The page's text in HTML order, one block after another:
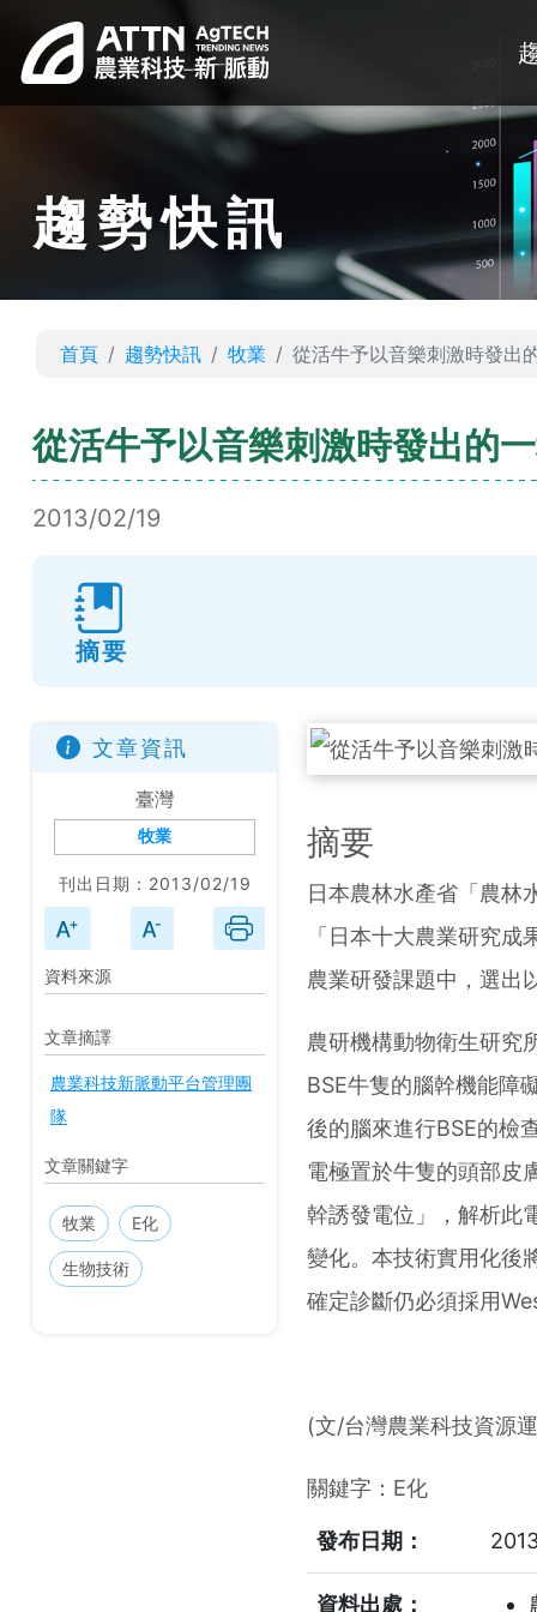
趨勢快訊
首頁 趨勢快訊 牧業 從活牛予以音樂刺激時發出
從活牛予以音樂刺激時發出的
2013/02/19
摘要
文章資訊
臺灣
牧業
刊出日期：2013/02/19
資料來源
文章摘譯
農業科技新脈動平台管理團
隊
文章關鍵字
牧業 E化
生物技術
摘要
日本農林水產省「農林
「日本十大農業研究
農業研發課題中，選出
農研機構動物衛生研究
BSE牛隻的腦幹機能障
後的腦來進行BSE的檢
電極置於牛隻的頭部皮
幹誘發電位」，解析此
變化。本技術實用化後
確定診斷仍必須採用
(文/台灣農業科技資源
關鍵字： E化
發布日期：
資料出處：